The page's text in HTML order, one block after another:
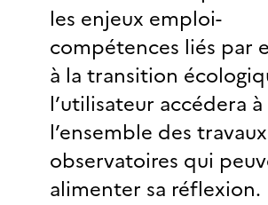
les enjeux emploi-
compétences liés par
à la transition
l’utilisateur accédera à
l’ensemble des
observatoires qui
alimenter sa réflexion.